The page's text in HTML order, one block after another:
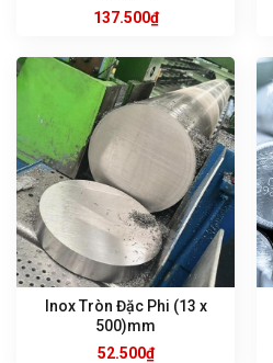
137.500₫
Inox Tròn Đặc Phi (13 x
500)mm
52.500₫